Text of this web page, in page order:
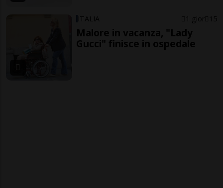
ITALIA 1 gior 15
Malore in vacanza, "Lady
Gucci" finisce in ospedale